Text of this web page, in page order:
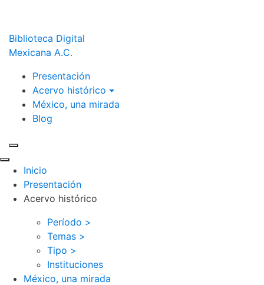
Biblioteca Digital
Mexicana A.C.
Presentación
Acervo histórico
México, una mirada
Blog
Inicio
Presentación
Acervo histórico
Período >
Temas >
Tipo >
Instituciones
México, una mirada